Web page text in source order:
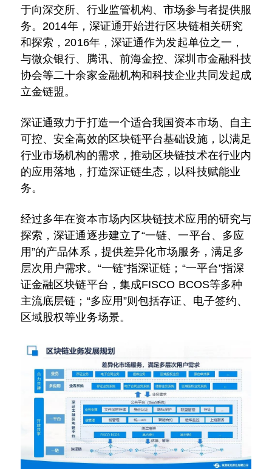
于向深交所、行业监管机构、市场参与者提供服
务。2014年，深证通开始进行区块链相关研究
和探索，2016年，深证通作为发起单位之一，
与微众银行、腾讯、前海金控、深圳市金融科技
协会等二十余家金融机构和科技企业共同发起成
立金链盟。
深证通致力于打造一个适合我国资本市场、自主
可控、安全高效的区块链平台基础设施，以满足
行业市场机构的需求，推动区块链技术在行业内
的应用落地，打造深证链生态，以科技赋能业
务。
经过多年在资本市场内区块链技术应用的研究与
探索，深证通逐步建立了“一链、一平台、多应
用”的产品体系，提供差异化市场服务，满足多
层次用户需求。“一链”指深证链；“一平台”指深
证金融区块链平台，集成FISCO BCOS等多种
主流底层链；“多应用”则包括存证、电子签约、
区域股权等业务场景。